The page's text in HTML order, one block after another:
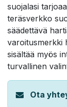
suojalasi
teräsverkko
säädettävä
varoitusmerkki
sisältää myös
turvallinen
Ota